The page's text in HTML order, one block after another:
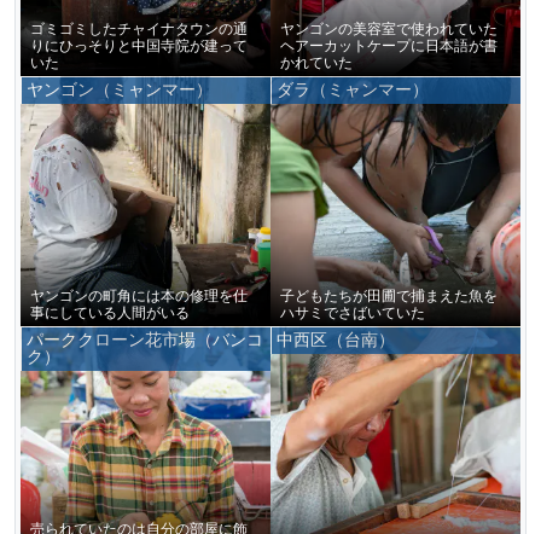
ゴミゴミしたチャイナタウンの通
りにひっそりと中国寺院が建って
いた
ヤンゴンの美容室で使われていた
ヘアーカットケープに日本語が書
かれていた
ヤンゴン（ミャンマー）
ヤンゴンの町角には本の修理を仕
事にしている人間がいる
ダラ（ミャンマー）
子どもたちが田圃で捕まえた魚を
ハサミでさばいていた
パーククローン花市場（バンコ
ク）
売られていたのは自分の部屋に飾
中西区（台南）